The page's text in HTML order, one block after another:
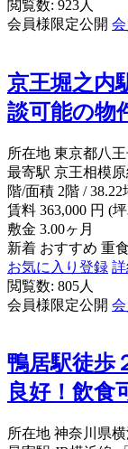
閲覧数: 923人
会員様限定公開
京王堀之内
談可能の物
所在地 東京都八
最寄駅 京王相模
階/面積 2階 / 38.22
賃料 363,000 円 (
敷金 3.00ヶ月
新着 おすすめ 重
お気に入り登録
閲覧数: 805人
会員様限定公開
鴨居駅徒歩
良好！飲食
所在地 神奈川県